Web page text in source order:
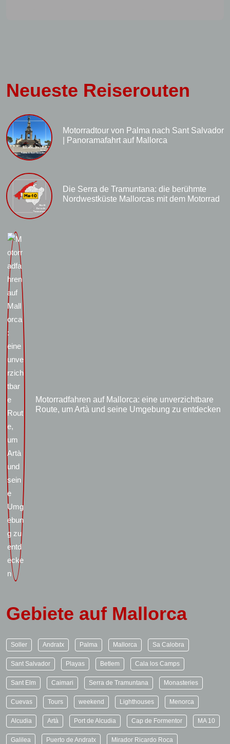
Neueste Reiserouten
Motorradtour von Palma nach Sant Salvador
| Panoramafahrt auf Mallorca
Die Serra de Tramuntana: die berühmte
Nordwestküste Mallorcas mit dem Motorrad
Motorradfahren auf Mallorca: eine unverzichtbare
Route, um Artà und seine Umgebung zu entdecken
Gebiete auf Mallorca
Soller Andratx Palma Mallorca Sa Calobra
Sant Salvador Playas Betlem Cala los Camps
Sant Elm Caimari Serra de Tramuntana Monasteries
Cuevas Tours weekend Lighthouses Menorca
Alcudia Artà Port de Alcudia Cap de Formentor MA 10
Galilea Puerto de Andratx Mirador Ricardo Roca